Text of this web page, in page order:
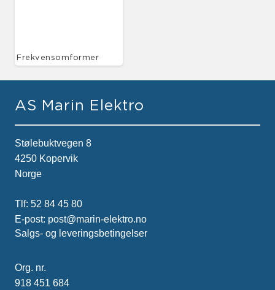
Frekvensomformer
AS Marin Elektro
Stølebuktvegen 8
4250 Kopervik
Norge
Tlf: 52 84 45 80
E-post: post@marin-elektro.no
Salgs- og leveringsbetingelser
Org. nr.
918 451 684